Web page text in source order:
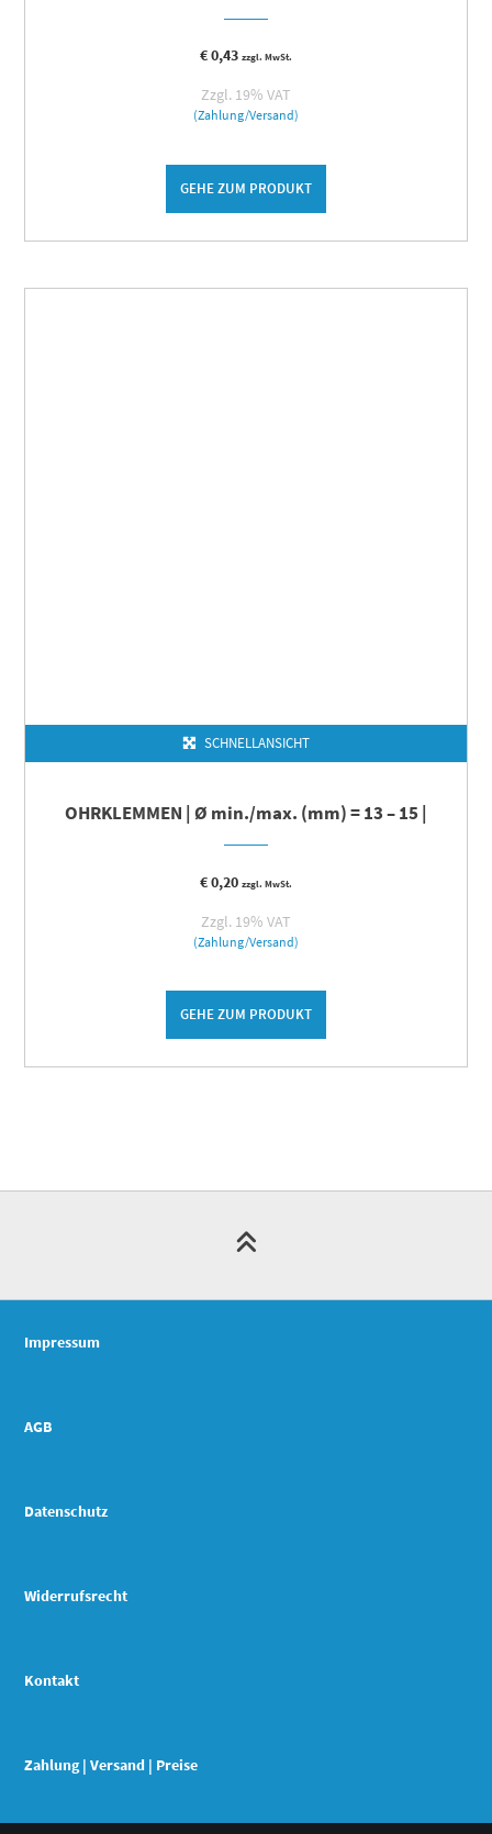
€0,43 zzgl. MwSt.
Zzgl. 19% VAT
(Zahlung/Versand)
GEHE ZUM PRODUKT
SCHNELLANSICHT
OHRKLEMMEN | Ø min./max. (mm) = 13 – 15 |
€0,20 zzgl. MwSt.
Zzgl. 19% VAT
(Zahlung/Versand)
GEHE ZUM PRODUKT
Impressum
AGB
Datenschutz
Widerrufsrecht
Kontakt
Zahlung | Versand | Preise